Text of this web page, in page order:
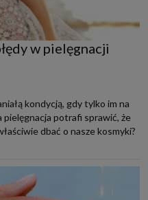
w pielęgnacji
kondycją, gdy tylko im na
potrafi sprawić, że
dbać o nasze kosmyki?